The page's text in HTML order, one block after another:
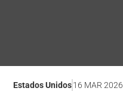
Estados Unidos16 MAR 2026